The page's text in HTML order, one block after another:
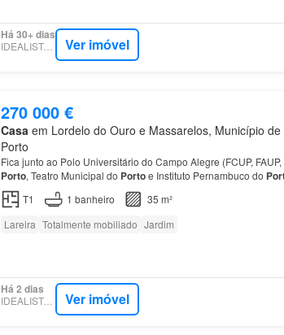
Há 30+ dias
IDEALISTA.PT Ver imóvel
270 000 €
Casa em Lordelo do Ouro e Massarelos, Município
Porto
Fica junto ao Polo Universitário do Campo Alegre (FCUP,
Porto, Teatro Municipal do Portoe Instituto Pernambuco do
T1
1 banheiro
35 m²
Lareira Totalmente mobiliado Jardim
Há 2 dias
IDEALISTA.PT Ver imóvel